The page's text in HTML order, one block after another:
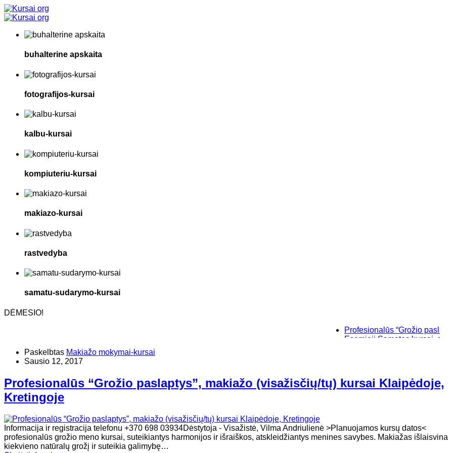
buhalterine apskaita
fotografijos-kursai
kalbu-kursai
kompiuteriu-kursai
makiazo-kursai
rastvedyba
samatu-sudarymo-kursai
DĖMESIO!
Profesionalūs “Grožio paslaptys”,
Esamieji Sąmatos kursai, su
Paskelbtas Makiažo mokymai-kursai
Sausio 12, 2017
Profesionalūs “Grožio paslaptys”, makiažo (visažisčių/tų) kursai Klaipėdoje,
Kretingoje
Informacija ir registracija telefonu +370 698 03934Dėstytoja - Visažistė, Vilma Andriulienė >Planuojamos kursų
profesionalūs grožio meno kursai, suteikiantys harmonijos ir išraiškos, atskleidžiantys menines savybes. Makiažas išlaisvina
kiekvieno natūralų grožį ir suteikia galimybę…